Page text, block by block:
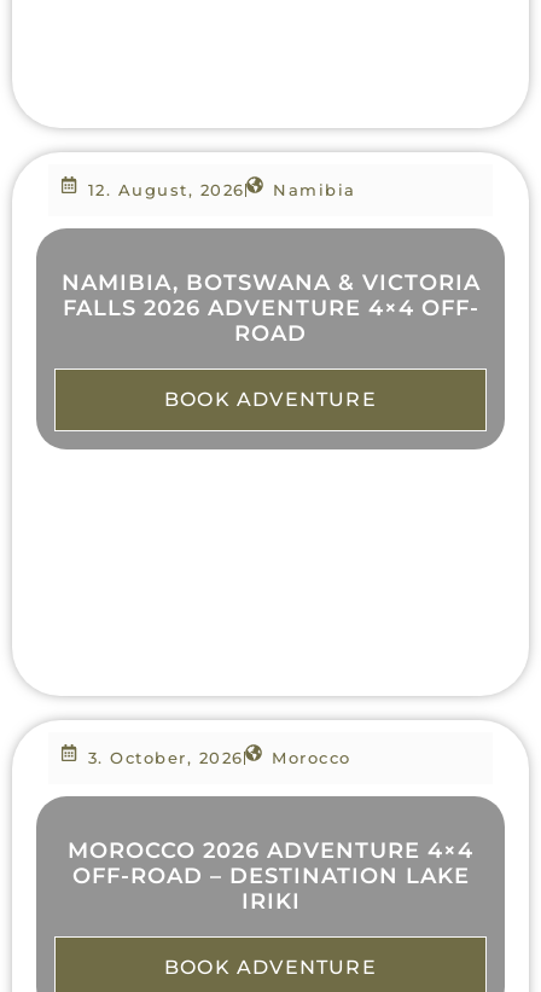
12. August, 2026 Namibia
NAMIBIA, BOTSWANA & VICTORIA
FALLS 2026 ADVENTURE 4×4 OFF-
ROAD
BOOK ADVENTURE
3. October, 2026 Morocco
MOROCCO 2026 ADVENTURE 4×4
OFF-ROAD – DESTINATION LAKE
IRIKI
BOOK ADVENTURE